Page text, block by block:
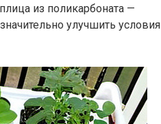
из поликарбоната —
улучшить условия